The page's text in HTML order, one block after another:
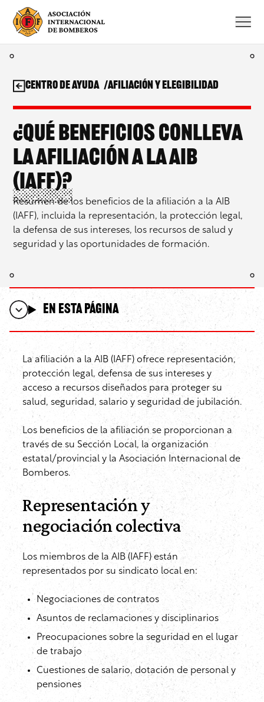
Saltar
contenido
¿Qué beneficios conlleva
la afiliación a la AIB
(IAFF)?
Resumen de los beneficios de la afiliación a la AIB
(IAFF), incluida la representación, la protección legal,
la defensa de sus intereses, los recursos de salud y
seguridad y las oportunidades de formación.
Centro de ayuda Afiliación y Elegibilidad
En esta página
La afiliación a la AIB (IAFF) ofrece representación,
protección legal, defensa de sus intereses y
acceso a recursos diseñados para proteger su
salud, seguridad, salario y seguridad de jubilación.
Los beneficios de la afiliación se proporcionan a
través de su Sección Local, la organización
estatal/provincial y la Asociación Internacional de
Bomberos.
Representación y
negociación colectiva
Los miembros de la AIB (IAFF) están
representados por su sindicato local en:
Negociaciones de contratos
Asuntos de reclamaciones y disciplinarios
Preocupaciones sobre la seguridad en el lugar
de trabajo
Cuestiones de salario, dotación de personal y
pensiones